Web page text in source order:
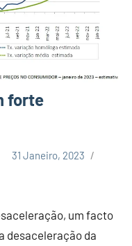
forte
31 Janeiro, 2023
um facto
desaceleração da